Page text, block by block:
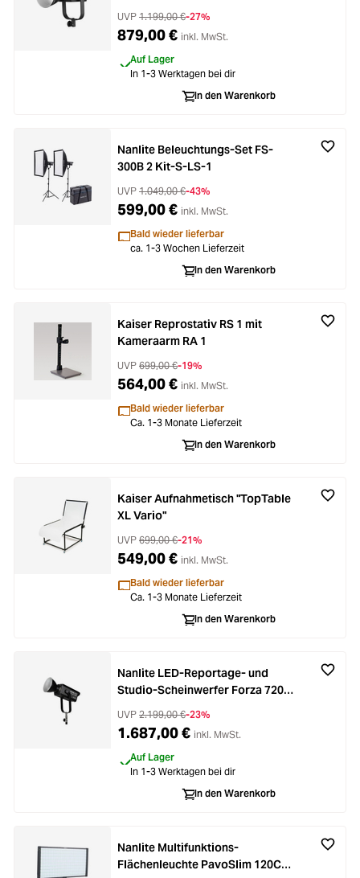
UVP 1.199,00 €-27%
879,00 € inkl. MwSt.
Auf Lager
In 1-3 Werktagen bei dir
In den Warenkorb
Nanlite Beleuchtungs-Set FS-
300B 2 Kit-S-LS-1
UVP 1.049,00 €-43%
599,00 € inkl. MwSt.
Bald wieder lieferbar
ca. 1-3 Wochen Lieferzeit
In den Warenkorb
Kaiser Reprostativ RS 1 mit
Kameraarm RA 1
UVP 699,00 €-19%
564,00 € inkl. MwSt.
Bald wieder lieferbar
Ca. 1-3 Monate Lieferzeit
In den Warenkorb
Kaiser Aufnahmetisch "TopTable
XL Vario"
UVP 699,00 €-21%
549,00 € inkl. MwSt.
Bald wieder lieferbar
Ca. 1-3 Monate Lieferzeit
In den Warenkorb
Nanlite LED-Reportage- und
Studio-Scheinwerfer Forza 720B
Bi-Color
UVP 2.199,00 €-23%
1.687,00 € inkl. MwSt.
Auf Lager
In 1-3 Werktagen bei dir
In den Warenkorb
Nanlite Multifunktions-
Flächenleuchte PavoSlim 120C